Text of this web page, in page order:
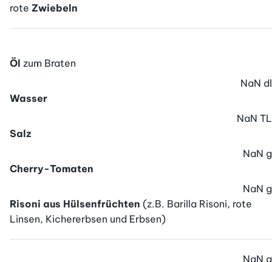
rote Zwiebeln
Öl zum Braten
Wasser
NaN dl
Salz
NaN TL
Cherry-Tomaten
NaN g
Risoni aus Hülsenfrüchten (z.B. Barilla Risoni, rote
Linsen, Kichererbsen und Erbsen)
NaN g
NaN g